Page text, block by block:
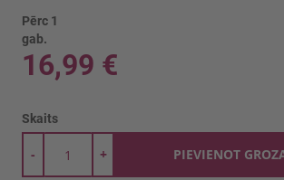
Pērc 1
gab.
16,99 €
Skaits
+
- PIEVIENOT